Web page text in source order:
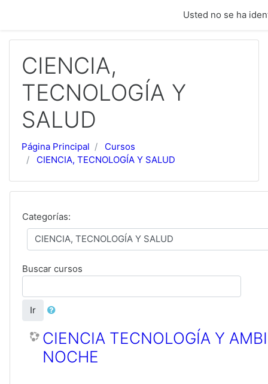
Usted no se ha
CIENCIA,
TECNOLOGÍA Y
SALUD
Página Principal
Cursos
CIENCIA, TECNOLOGÍA Y SALUD
Categorías:
Buscar cursos
Ir
CIENCIA TECNOLOGÍA Y
NOCHE